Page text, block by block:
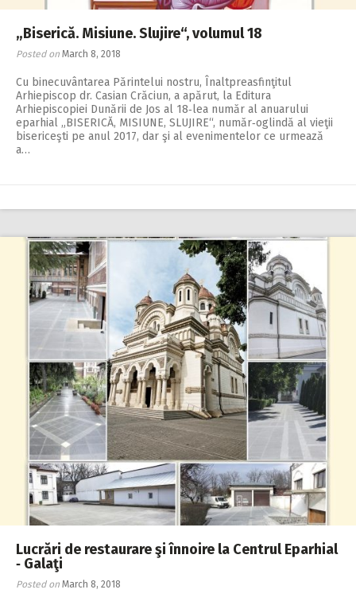
„Biserică. Misiune. Slujire“, volumul 18
Posted on March 8, 2018
Cu binecuvântarea Pă­rintelui nostru, Înalt­preasfinţitul
Arhiepis­cop dr. Casian Crăciun, a apărut, la Editura
Arhiepiscopiei Dunării de Jos al 18‑lea număr al anuarului
eparhial „BISERICĂ, MISIUNE, SLUJIRE“, număr‑oglindă al vieţii
bisericeşti pe anul 2017, dar şi al evenimentelor ce urmează
a…
Lucrări de restaurare şi înnoire la Centrul Eparhial
‑ Galaţi
Posted on March 8, 2018